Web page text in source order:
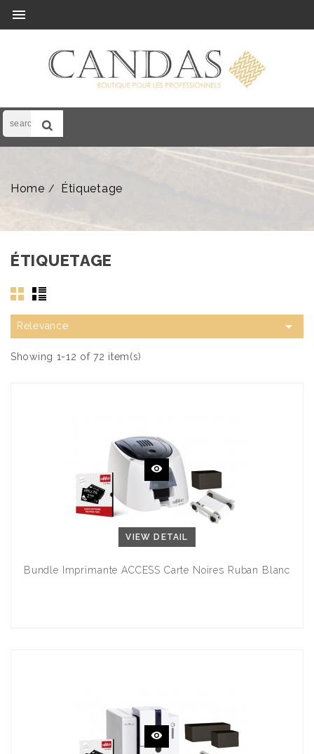

Home Étiquetage
ÉTIQUETAGE
Relevance 
Showing 1-12 of 72 item(s)
VIEW DETAIL
Bundle Imprimante ACCESS Carte Noires Ruban Blanc